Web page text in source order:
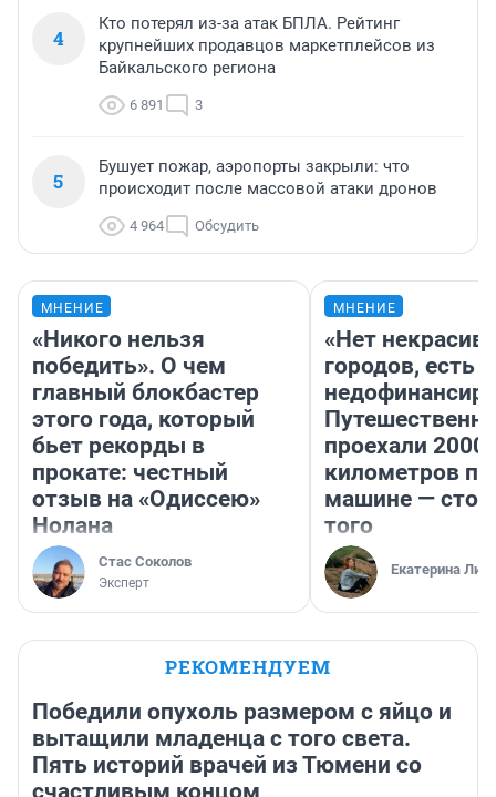
4
Кто потерял из-за атак БПЛА. Рейтинг
крупнейших продавцов маркетплейсов из
Байкальского региона
6 891 3
5
Бушует пожар, аэропорты закрыли: что
происходит после массовой атаки дронов
4 964 Обсудить
МНЕНИЕ
«Никого нельзя
победить». О чем
главный блокбастер
этого года, который
бьет рекорды в
прокате: честный
отзыв на «Одиссею»
Нолана
Стас Соколов
Эксперт
МНЕНИЕ
«Нет
городов, есть
проехали 2000
километров по
машине —
того
Екатерина
РЕКОМЕНДУЕМ
Победили опухоль размером с яйцо и
вытащили младенца с того света.
Пять историй врачей из Тюмени со
счастливым концом